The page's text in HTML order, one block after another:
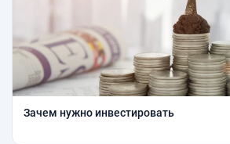
Зачем нужно инвестировать